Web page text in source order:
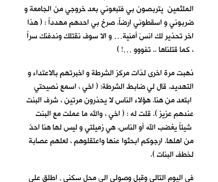
الملثمين يتربصون بي فتبعوني بعد خروجي من الجامعة و
ضربوني و اسقطوني ارضاً. صرخ بي احدهم مهدداً : ( هذا
اخر تحذير لك انسَ أمنية… و الا سوف نقتلك وندفنك سراً
، كما قتلناها .. تفووو …! )
ذهبت مرة اخرى لذات مركز الشرطة و اخبرتهم بالاعتداء و
التهديد. قال لي ضابط الشرطة: ( اخي ، اسمع نصيحتي
ابتعد من هنا. هؤلاء الناس لا يحذرون مرتين ، شرف البنت
عندهم عزيز ). قلت له : ( اخي ، والله ما عملت مع البنت
شيئاً يغضب الله أو الناس. هي زميلتي و ليس لها هنا احدٌ
من اهلها. ارجوكم ابحثوا عنها واعتقلوهم ، لعلهم عصابة
لخطف البنات ).
في اليوم التالي وقبل وصولي الى محل سكني , اطلق علي